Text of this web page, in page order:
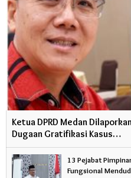
Ketua DPRD Medan
Dugaan Gratifikasi Kasus…
13 Pejabat
Fungsional